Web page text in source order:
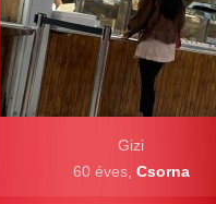
Gizi
60 éves, Csorna